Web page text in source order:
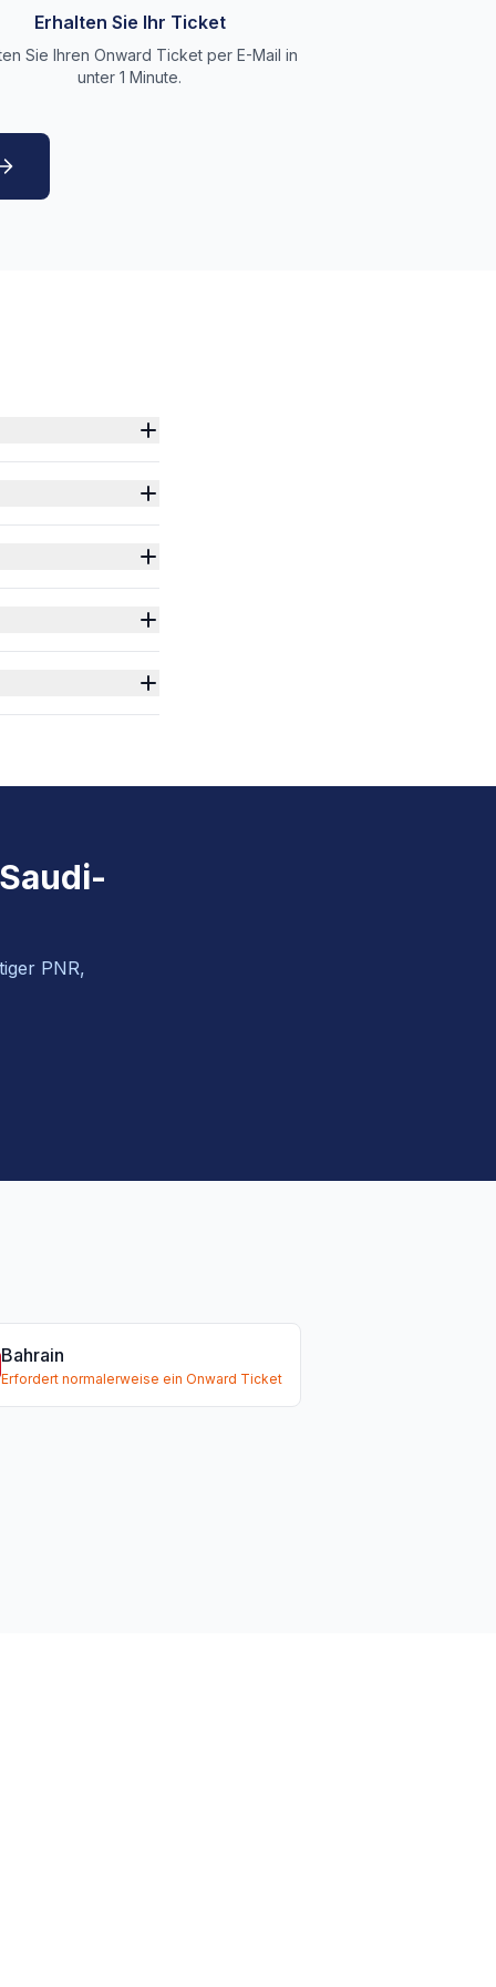
Erhalten Sie Ihr Ticket
Sie Ihren Onward Ticket per E-Mail in
unter 1 Minute.
PNR,
Bahrain
Erfordert normalerweise ein Onward Ticket